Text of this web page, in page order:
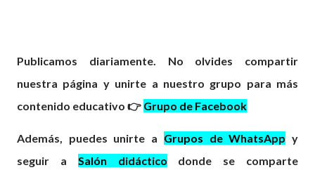
Publicamos diariamente. No olvides compartir
nuestra página y unirte a nuestro grupo para más
contenido educativo 👉 Grupo de Facebook
Además, puedes unirte a Grupos de WhatsApp y
seguir a Salón didáctico
donde se comparte